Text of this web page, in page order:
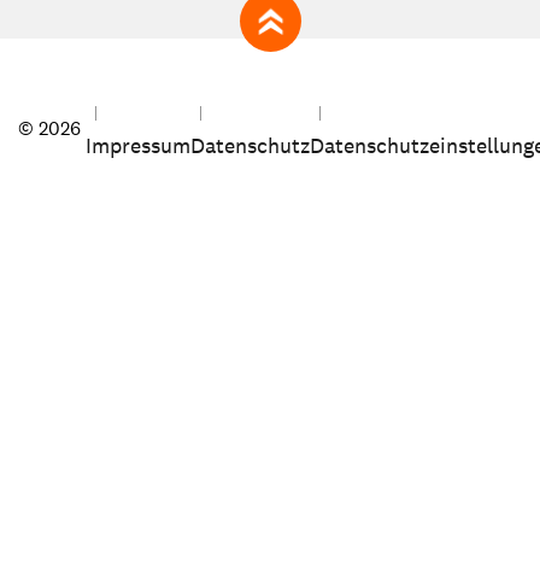
zum Seitenanfang
© 2026
ImpressumDatenschutz